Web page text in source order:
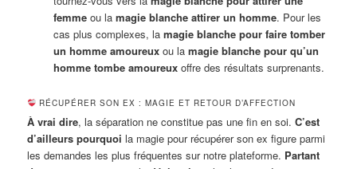
femmeou la magie blanche attirer un homme. Pour les
cas plus complexes, la magie blanche pour faire tomber
un homme amoureuxou la magie blanche pour qu’un
homme tombe amoureuxoffre des résultats surprenants.
RÉCUPÉRER SON EX : MAGIE ET RETOUR D’AFFECTION
À vrai dire, la séparation ne constitue pas une fin en soi.C’est
d’ailleurs pourquoi la magie pour récupérer son ex figure parmi
les demandes les plus fréquentes sur notre plateforme. Partant